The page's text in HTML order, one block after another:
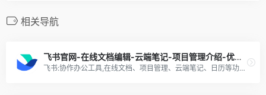
相关导航
飞书官网-在线文档编辑-云端笔记-项目管理介绍-优缺点分析-新手攻略
飞书:协作办公工具,在线文档、项目管理、云端笔记、日历等功能,旨在提高企业及其员工的工作效率与协作效能。